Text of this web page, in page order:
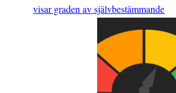
visar graden av självbestämmande